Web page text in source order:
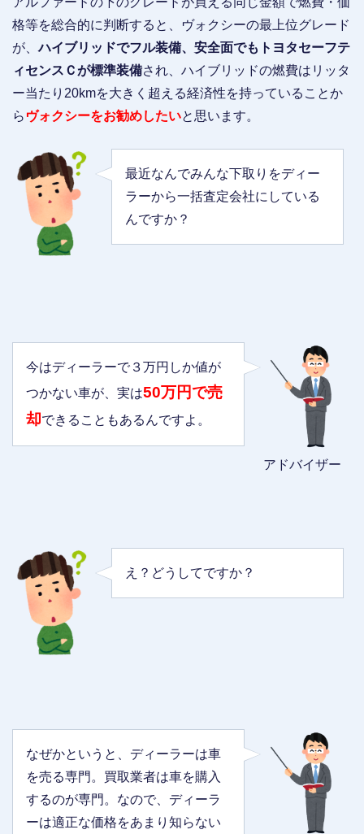
格等を総合的に判断すると、ヴォクシーの最上位グレード
が、ハイブリッドでフル装備、安全面でもトヨタセーフテ
ィセンスＣが標準装備され、ハイブリッドの燃費はリッタ
ー当たり20kmを大きく超える経済性を持っていることか
ら ヴォクシーをお勧めしたいと思います。
最近なんでみんな下取りをディー
ラーから一括査定会社にしている
んですか？
アドバイザー
今はディーラーで３万円しか値が
つかない車が、実は50万円で売
却できることもあるんですよ。
え？どうしてですか？
なぜかというと、ディーラーは車
を売る専門。買取業者は車を購入
するのが専門。なので、ディーラ
ーは適正な価格をあまり知らない